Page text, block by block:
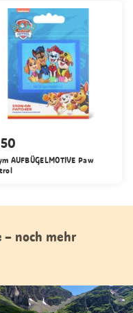
AUFBÜGELMOTIVE Paw
noch mehr